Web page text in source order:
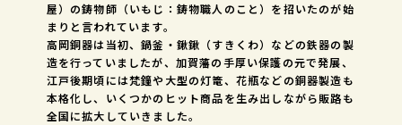
屋）の鋳物師（いもじ：鋳物職人のこと）を招いたのが始
まりと言われています。
高岡銅器は当初、鍋釜・鍬鍬（すきくわ）などの鉄器の製
造を行っていましたが、加賀藩の手厚い保護の元で発展、
江戸後期頃には梵鐘や大型の灯篭、花瓶などの銅器製造も
本格化し、いくつかのヒット商品を生み出しながら販路も
全国に拡大していきました。